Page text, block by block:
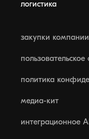
логистика
закупки
политика
медиа-кит
интеграционное